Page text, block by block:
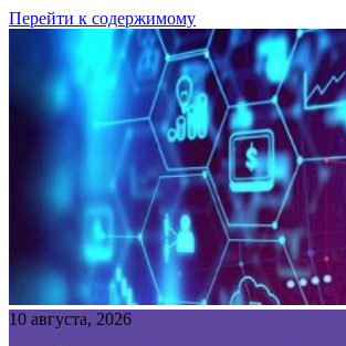
Перейти к содержимому
10 августа, 2026